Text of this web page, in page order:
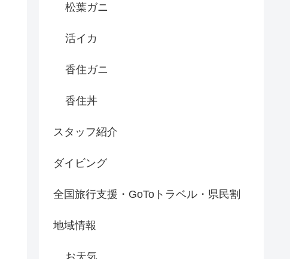
松葉ガニ
活イカ
香住ガニ
香住丼
スタッフ紹介
ダイビング
全国旅行支援・GoToトラベル・県民割
地域情報
お天気